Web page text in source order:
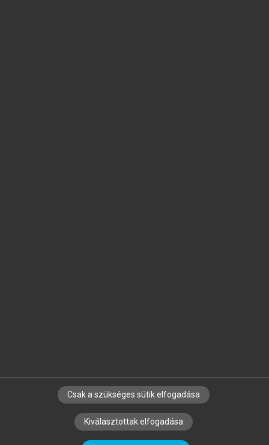
SZERZŐKNEK CÉGEKNEK KÖNYVTÁROSOKNAK
SZERKESZTÉSI ÉS LEKTORÁLÁSI ALAPELVEK
Csak a szükséges sütik elfogadása
Kiválasztottak elfogadása